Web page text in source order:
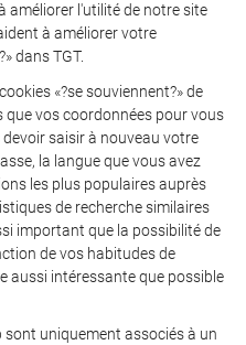
améliorer l'utilité de notre site
à améliorer votre
dans TGT.
«?se souviennent?» de
que vos coordonnées pour vous
saisir à nouveau votre
la langue que vous avez
les plus populaires auprès
de recherche similaires
important que la possibilité de
de vos habitudes de
aussi intéressante que possible
sont uniquement associés à un